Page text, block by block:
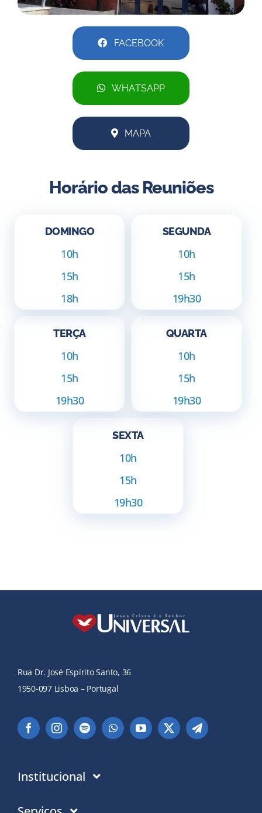
FACEBOOK
WHATSAPP
MAPA
Horário das Reuniões
DOMINGO
10h
15h
18h
SEGUNDA
10h
15h
19h30
TERÇA
10h
15h
19h30
QUARTA
10h
15h
19h30
SEXTA
10h
15h
19h30
Rua Dr. José Espírito Santo, 36
1950-097 Lisboa – Portugal
Institucional
Instituição